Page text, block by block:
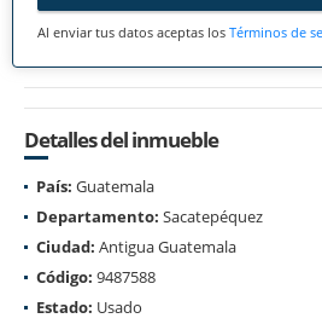
Al enviar tus datos aceptas los Términos de
Detalles del inmueble
País: Guatemala
Departamento: Sacatepéquez
Ciudad: Antigua Guatemala
Código: 9487588
Estado: Usado